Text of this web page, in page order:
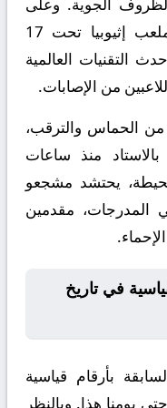
صعيد التحضيرات، تتزين أرضية ملعب إثيوبيا تحت 17
التقنيات العالمية
من الإصابات.
الحماس والترقب،
منذ ساعات
يحتشد مشجعو
في المدرجات، مقدمين
في تاريخ
بأرقام قياسية
يومنا هذا. وبالنظر